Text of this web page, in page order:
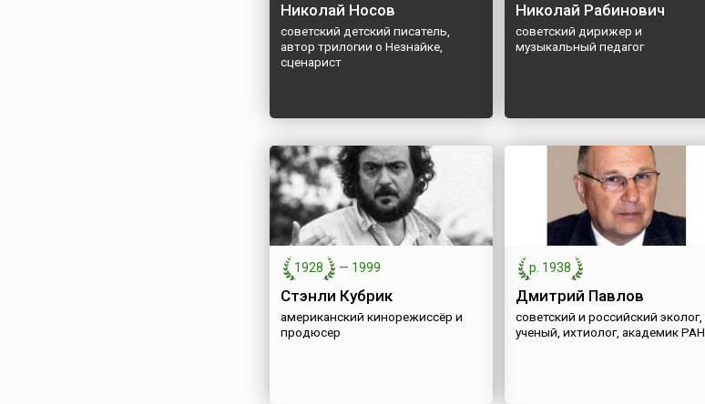
Николай Носов
советский детский писатель,
автор трилогии о Незнайке,
сценарист
Николай Рабинович
советский дирижер и
музыкальный педагог
1928 — 1999
Стэнли Кубрик
американский кинорежиссёр и
продюсер
р. 1938
Дмитрий Павлов
советский и российский эколог,
ученый, ихтиолог, академик РАН